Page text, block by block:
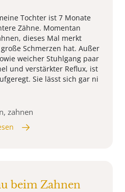
Tochter ist 7 Monate
Zähne. Momentan
dieses Mal merkt
Schmerzen hat. Außer
weicher Stuhlgang paar
und verstärkter Reflux, ist
Sie lässt sich gar ni
zahnen
beim Zahnen